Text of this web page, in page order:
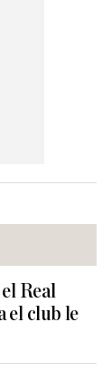
Real
el club le